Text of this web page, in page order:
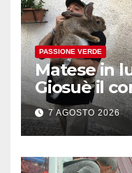
PASSIONE VERDE
Matese in
Giosuè il
7 AGOSTO 2026